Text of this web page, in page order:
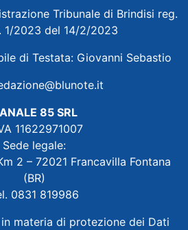
Tribunale di Brindisi reg.
1/2023 del 14/2/2023
di Testata: Giovanni Sebastio
85 SRL
11622971007
Sede legale:
2 – 72021 Francavilla Fontana
(BR)
0831 819986
materia di protezione dei Dati